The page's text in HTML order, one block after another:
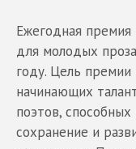
Ежегодная
для молодых
году. Цель
начинающих
поэтов,
сохранение и